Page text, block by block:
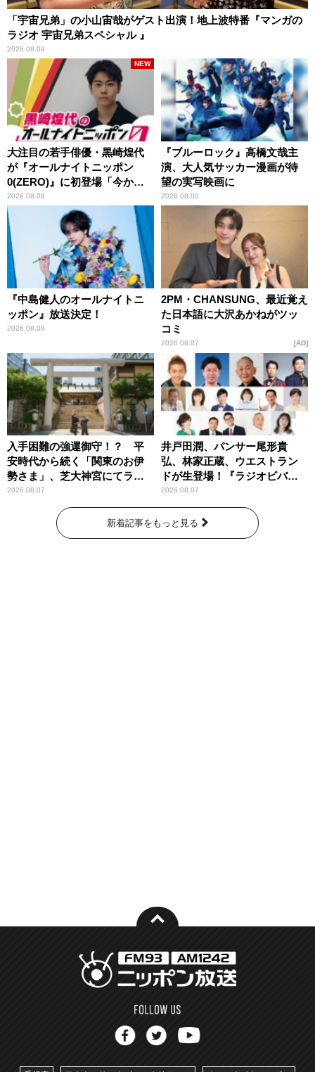
「宇宙兄弟」の小山宙哉がゲスト出演！地上波特番『マンガの
ラジオ 宇宙兄弟スペシャル 』
2026.08.09
大注目の若手俳優・黒崎煌代
が『オールナイトニッポン
0(ZERO)』に初登場「今から
とてもワクワクしておりま
す！」
2026.08.08
NEW
『ブルーロック』高橋文哉主
演、大人気サッカー漫画が待
望の実写映画に
2026.08.08
『中島健人のオールナイトニ
ッポン』放送決定！
2026.08.08
2PM・CHANSUNG、最近覚え
た日本語に大沢あかねがツッ
コミ
2026.08.07 AD
入手困難の強運御守！？ 平
安時代から続く「関東のお伊
勢さま」、芝大神宮にてラン
パンプスが合格祈願！
2026.08.07
井戸田潤、パンサー尾形貴
弘、林家正蔵、ウエストラン
ドが生登場！『ラジオビバリ
ー昼ズ』
2026.08.07
新着記事をもっと見る